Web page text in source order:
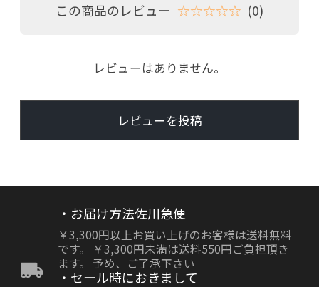
この商品のレビュー ☆☆☆☆☆ (0)
レビューはありません。
レビューを投稿
・お届け方法佐川急便
￥3,300円以上お買い上げのお客様は送料無料
です。 ￥3,300円未満は送料550円ご負担頂き
ます。 予め、ご了承下さい
・セール時におきまして